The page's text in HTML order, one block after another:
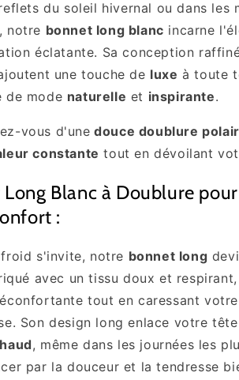
du soleil hivernal ou dans les
, notre bonnet long blanc incarne
éclatante. Sa conception
une touche de luxe à toute
de mode naturelle et inspirante.
vous d'une douce doublure
constante tout en dévoilant
Long Blanc à Doublure
:
froid s'invite, notre bonnet long
avec un tissu doux et
tout en caressant
Son design long enlace votre
, même dans les journées les
par la douceur et la tendresse